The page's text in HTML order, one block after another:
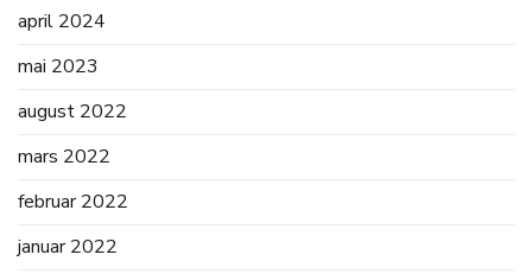
april 2024
mai 2023
august 2022
mars 2022
februar 2022
januar 2022